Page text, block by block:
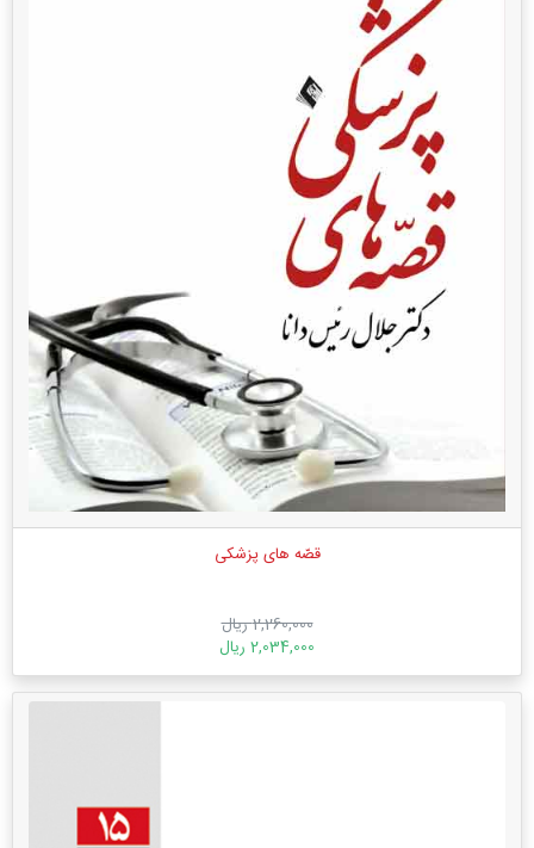
قصّه های پزشکی
2,260,000 ریال
2,034,000 ریال